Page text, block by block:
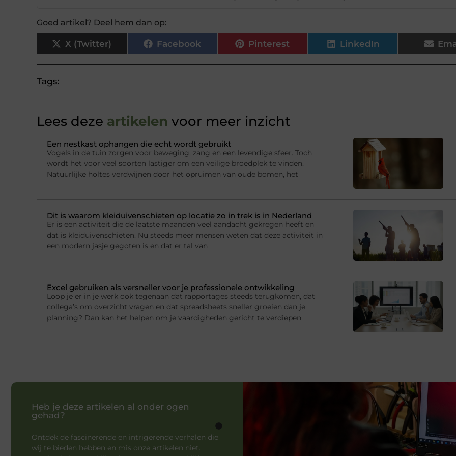
Goed artikel? Deel hem dan op:
X (Twitter) Facebook Pinterest LinkedIn
Tags:
Lees deze artikelen voor meer inzicht
Een nestkast ophangen die echt wordt gebruikt
Vogels in de tuin zorgen voor beweging, zang en een levendige sfeer. Toch
wordt het voor veel soorten lastiger om een veilige broedplek te vinden.
Natuurlijke holtes verdwijnen door het opruimen van oude bomen, het
Dit is waarom kleiduivenschieten op locatie zo in trek is in Nederland
Er is een activiteit die de laatste maanden veel aandacht gekregen heeft en
dat is kleiduivenschieten. Nu steeds meer mensen weten dat deze activiteit in
een modern jasje gegoten is en dat er tal van
Excel gebruiken als versneller voor je professionele ontwikkeling
Loop je er in je werk ook tegenaan dat rapportages steeds terugkomen, dat
collega’s om overzicht vragen en dat spreadsheets sneller groeien dan je
planning? Dan kan het helpen om je vaardigheden gericht te verdiepen
Heb je deze artikelen al onder ogen
gehad?
Ontdek de fascinerende en intrigerende verhalen die
wij te bieden hebben en mis onze artikelen niet.